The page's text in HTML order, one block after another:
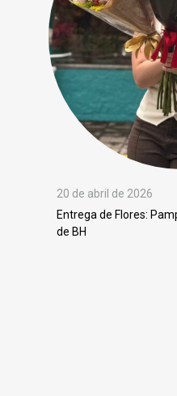
20 de abril de 2026
Entrega de Flores:
de BH